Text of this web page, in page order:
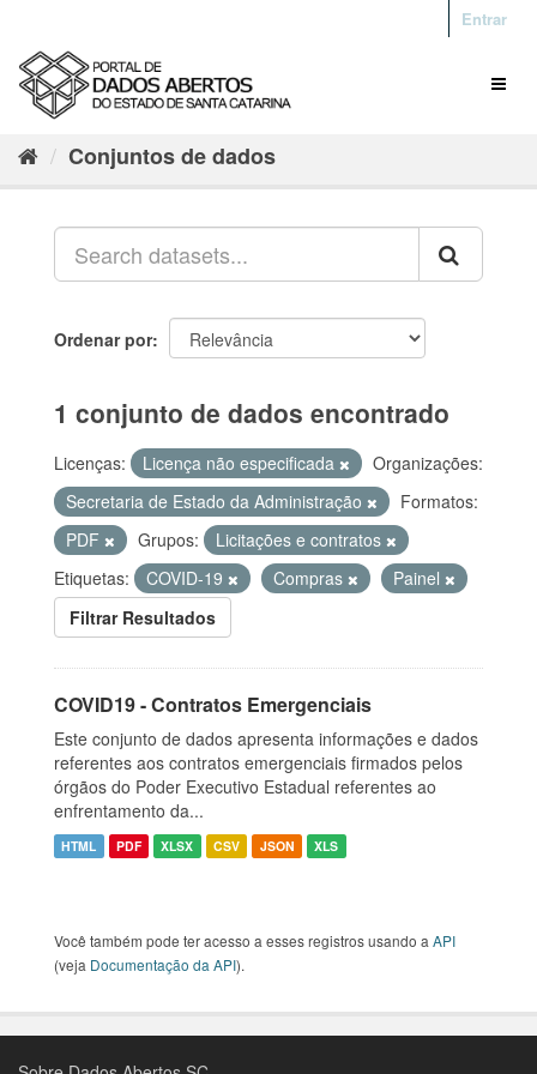
Entrar
Conjuntos de dados
Ordenar por
1 conjunto de dados encontrado
Licenças: Licença não especificada
Organizações:
Secretaria de Estado da Administração
Formatos:
PDF
Grupos:
Licitações e contratos
Etiquetas:
COVID-19 Compras
Painel
Filtrar Resultados
COVID19 - Contratos Emergenciais
Este conjunto de dados apresenta informações e dados
referentes aos contratos emergenciais firmados pelos
órgãos do Poder Executivo Estadual referentes ao
enfrentamento da...
HTML PDF XLSX CSV JSON XLS
Você também pode ter acesso a esses registros usando a API
(veja Documentação da API).